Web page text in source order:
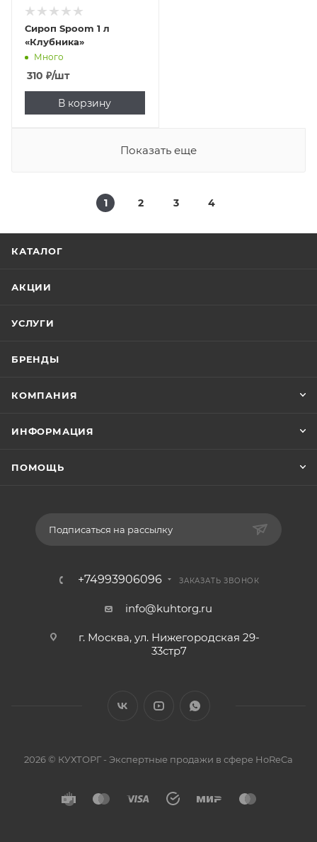
Сироп Spoom 1 л
«Клубника»
Много
310 ₽/шт
В корзину
Показать еще
1 2 3 4
КАТАЛОГ
АКЦИИ
УСЛУГИ
БРЕНДЫ
КОМПАНИЯ
ИНФОРМАЦИЯ
ПОМОЩЬ
Подписаться на рассылку
+74993906096 ЗАКАЗАТЬ ЗВОНОК
info@kuhtorg.ru
г. Москва, ул. Нижегородская 29-
33стр7
2026 © КУХТОРГ - Экспертные продажи в сфере HoReCa